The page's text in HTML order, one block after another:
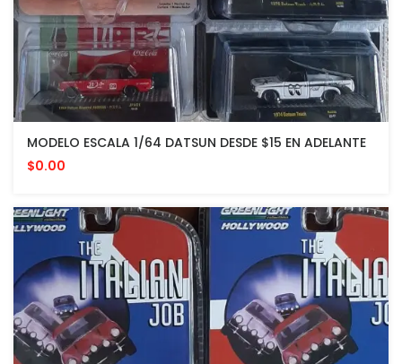
MODELO ESCALA 1/64 DATSUN DESDE $15 EN ADELANTE
$0.00